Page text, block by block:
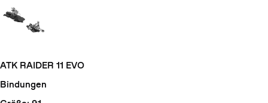
ATK RAIDER 11 EVO
Bindungen